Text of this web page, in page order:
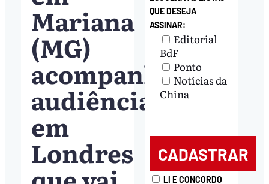
Mariana
(MG)
acompanham
audiência
em
Londres
QUE DESEJA
ASSINAR:
Editorial
BdF
Ponto
Notícias da
China
LI E CONCORDO